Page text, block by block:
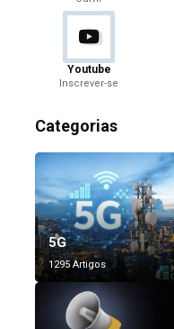
Youtube
Inscrever-se
Categorias
5G
1295 Artigos